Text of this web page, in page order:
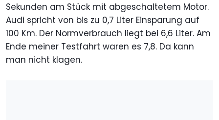
Sekunden am Stück mit abgeschaltetem Motor.
Audi spricht von bis zu 0,7 Liter Einsparung auf
100 Km. Der Normverbrauch liegt bei 6,6 Liter. Am
Ende meiner Testfahrt waren es 7,8. Da kann
man nicht klagen.